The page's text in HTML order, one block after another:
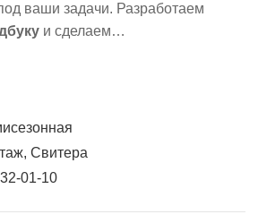
ваши задачи. Разработаем
и сделаем
Свитера
01-10